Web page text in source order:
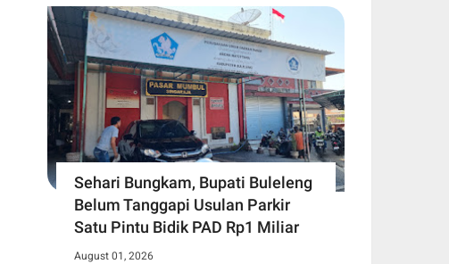
Sehari Bungkam, Bupati Buleleng
Belum Tanggapi Usulan Parkir
Satu Pintu Bidik PAD Rp1 Miliar
August 01, 2026